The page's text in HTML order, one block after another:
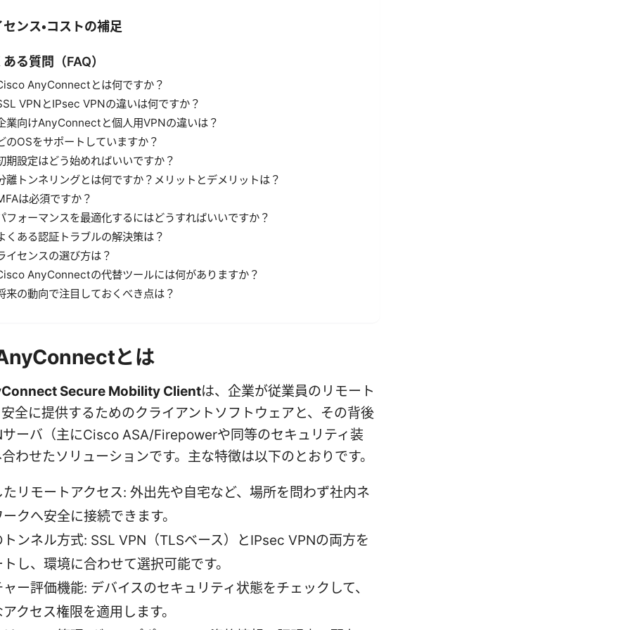
ンス・コストの補足
る質問（FAQ）
AnyConnectとは何ですか？
VPNとIPsec VPNの違いは何ですか？
業向けAnyConnectと個人用VPNの違いは？
のOSをサポートしていますか？
期設定はどう始めればいいですか？
離トンネリングとは何ですか？メリットとデメリットは？
は必須ですか？
フォーマンスを最適化するにはどうすればいいですか？
くある認証トラブルの解決策は？
イセンスの選び方は？
AnyConnectの代替ツールには何がありますか？
来の動向で注目しておくべき点は？
とは
Secure Mobility Clientは、企業が従業員のリモート
全に提供するためのクライアントソフトウェアと、その背後
ーバ（主にCisco ASA/Firepowerや同等のセキュリティ装
わせたソリューションです。主な特徴は以下のとおりです。
リモートアクセス: 外出先や自宅など、場所を問わず社内ネ
クへ安全に接続できます。
ンネル方式: SSL VPN（TLSベース）とIPsec VPNの両方を
し、環境に合わせて選択可能です。
ー評価機能: デバイスのセキュリティ状態をチェックして、
クセス権限を適用します。